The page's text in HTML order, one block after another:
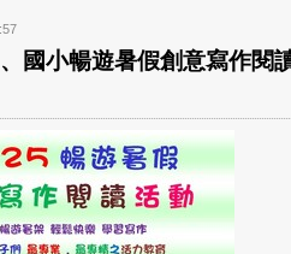
國小暢遊暑假創意寫作閱